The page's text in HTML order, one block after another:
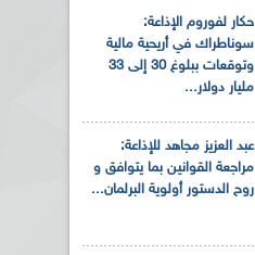
حكار لفوروم الإذاعة:
سوناطراك في أريحية مالية
وتوقعات ببلوغ 30 إلى 33
مليار دولار...
عبد العزيز مجاهد للإذاعة:
مراجعة القوانين بما يتوافق و
روح الدستور أولوية البرلمان...